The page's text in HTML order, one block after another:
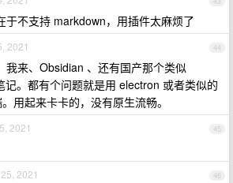
于不支持 markdown，用插件太麻烦了
44
2021
我来、Obsidian 、还有国产那个类似
记。都有个问题就是用 electron 或者类似的
用起来卡卡的，没有原生流畅。
45
2021
46
2021